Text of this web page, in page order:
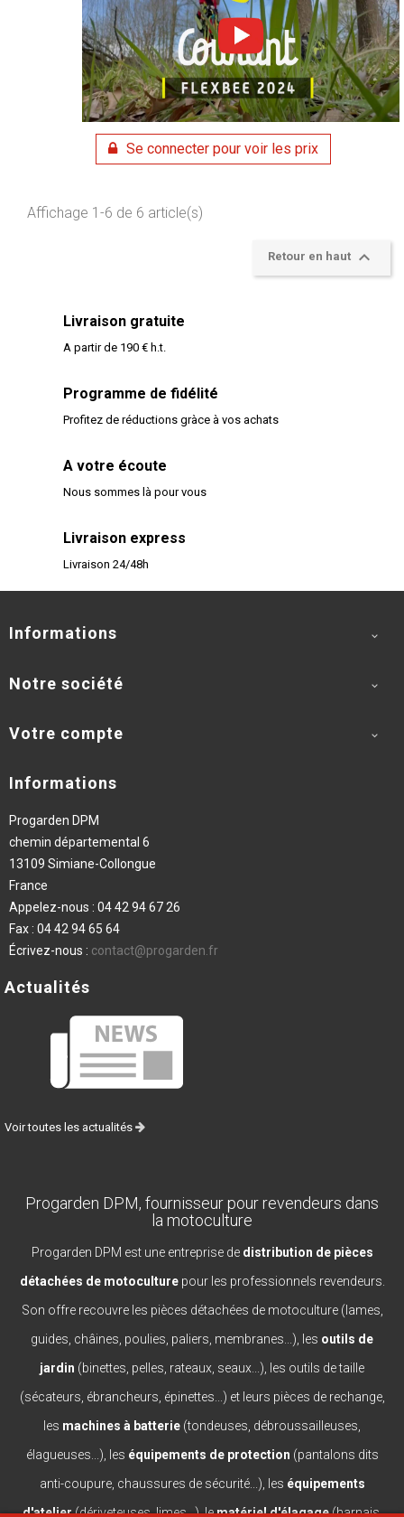
Se connecter pour voir les prix
Affichage 1-6 de 6 article(s)
Retour en haut 
Livraison gratuite
A partir de 190 € h.t.
Programme de fidélité
Profitez de réductions gràce à vos achats
A votre écoute
Nous sommes là pour vous
Livraison express
Livraison 24/48h
Informations 
Notre société 
Votre compte 
Informations
Progarden DPM
chemin départemental 6
13109 Simiane-Collongue
France
Appelez-nous : 04 42 94 67 26
Fax : 04 42 94 65 64
Écrivez-nous : contact@progarden.fr
Actualités
Voir toutes les actualités
Progarden DPM, fournisseur pour revendeurs dans
la motoculture
Progarden DPM est une entreprise de distribution de pièces
détachées de motoculturepour les professionnels revendeurs.
Son offre recouvre les pièces détachées de motoculture (lames,
guides, châines, poulies, paliers, membranes...), les outils de
jardin (binettes, pelles, rateaux, seaux...), les outils de taille
(sécateurs, ébrancheurs, épinettes...) et leurs pièces de rechange,
les machines à batterie (tondeuses, débroussailleuses,
élagueuses...), les équipements de protection (pantalons dits
anti-coupure, chaussures de sécurité...), les équipements
d'atelier(dériveteuses, limes...), lematériel d'élagage(harnais,